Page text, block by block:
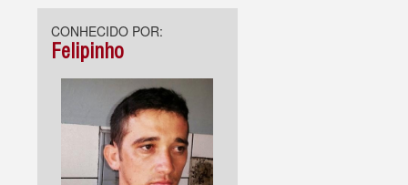
CONHECIDO POR:
Felipinho